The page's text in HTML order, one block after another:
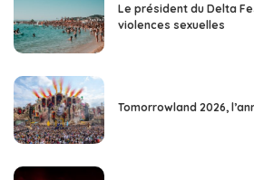
Le président du Delta
violences sexuelles
Tomorrowland 2026,